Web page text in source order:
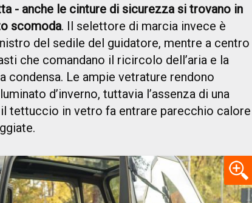
- anche le cinture di sicurezza si trovano in
scomoda. Il selettore di marcia invece è
del sedile del guidatore, mentre a centro
che comandano il ricircolo dell’aria e la
condensa. Le ampie vetrature rendono
d’inverno, tuttavia l’assenza di una
tettuccio in vetro fa entrare parecchio calore